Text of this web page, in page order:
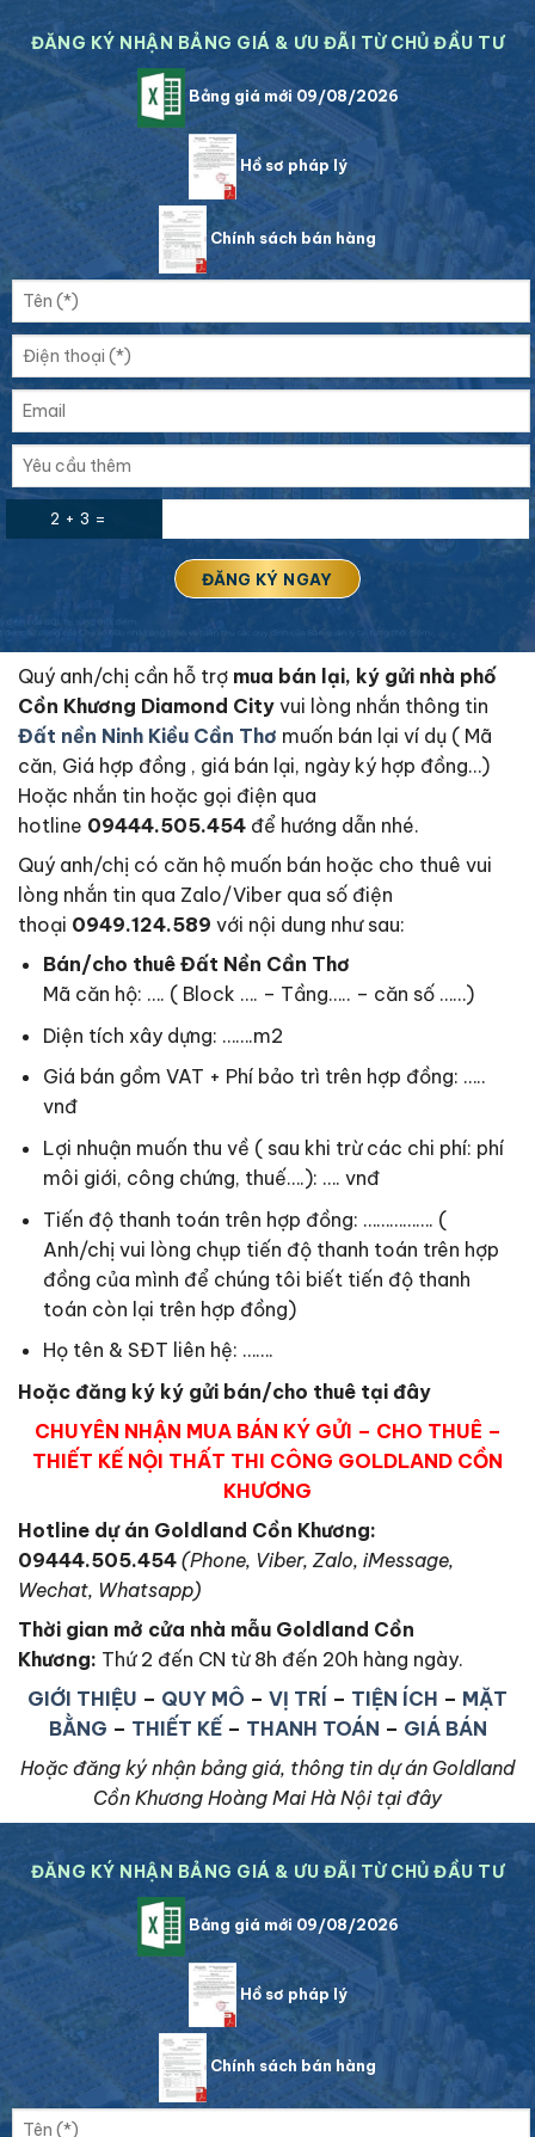
ĐĂNG KÝ NHẬN BẢNG GIÁ & ƯU ĐÃI TỪ CHỦ ĐẦU TƯ
Bảng giá mới 09/08/2026
Hồ sơ pháp lý
Chính sách bán hàng
2 + 3 =
Quý anh/chị cần hỗ trợ mua bán lại, ký gửi nhà phố
Cồn Khương Diamond City vui lòng nhắn thông tin
Đất nền Ninh Kiều Cần Thơ muốn bán lại ví dụ ( Mã
căn, Giá hợp đồng , giá bán lại, ngày ký hợp đồng…)
Hoặc nhắn tin hoặc gọi điện qua
hotline 09444.505.454 để hướng dẫn nhé.
Quý anh/chị có căn hộ muốn bán hoặc cho thuê vui
lòng nhắn tin qua Zalo/Viber qua số điện
thoại 0949.124.589 với nội dung như sau:
Bán/cho thuê Đất Nền Cần Thơ
Mã căn hộ: …. ( Block …. – Tầng….. – căn số ……)
Diện tích xây dựng: …….m2
Giá bán gồm VAT + Phí bảo trì trên hợp đồng: …..
vnđ
Lợi nhuận muốn thu về ( sau khi trừ các chi phí: phí
môi giới, công chứng, thuế….): …. vnđ
Tiến độ thanh toán trên hợp đồng: ……………. (
Anh/chị vui lòng chụp tiến độ thanh toán trên hợp
đồng của mình để chúng tôi biết tiến độ thanh
toán còn lại trên hợp đồng)
Họ tên & SĐT liên hệ: …….
Hoặc đăng ký ký gửi bán/cho thuê tại đây
CHUYÊN NHẬN MUA BÁN KÝ GỬI – CHO THUÊ –
THIẾT KẾ NỘI THẤT THI CÔNG GOLDLAND CỒN
KHƯƠNG
Hotline dự án Goldland Cồn Khương:
09444.505.454 (Phone, Viber, Zalo, iMessage,
Wechat, Whatsapp)
Thời gian mở cửa nhà mẫu Goldland Cồn
Khương: Thứ 2 đến CN từ 8h đến 20h hàng ngày.
GIỚI THIỆU – QUY MÔ – VỊ TRÍ – TIỆN ÍCH – MẶT
BẰNG – THIẾT KẾ– THANH TOÁN – GIÁ BÁN
Hoặc đăng ký nhận bảng giá, thông tin dự án Goldland
Cồn Khương Hoàng Mai Hà Nội tại đây
ĐĂNG KÝ NHẬN BẢNG GIÁ & ƯU ĐÃI TỪ CHỦ ĐẦU TƯ
Bảng giá mới 09/08/2026
Hồ sơ pháp lý
Chính sách bán hàng